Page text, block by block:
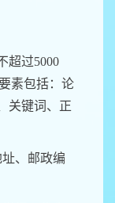
超过5000
素包括：论
关键词、正
、邮政编